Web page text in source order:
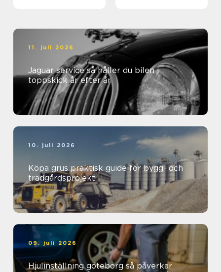
11. juli 2026
Jaguar service så håller du bilen i
toppskick år efter år
10. juli 2026
Köpa grus praktisk guide för bygg- och
trädgårdsprojekt
09. juli 2026
Hjulinställning göteborg så påverkar